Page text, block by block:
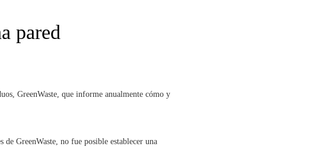
pared
GreenWaste, que informe anualmente cómo y
GreenWaste, no fue posible establecer una